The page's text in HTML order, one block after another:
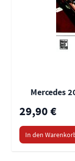
Mercedes
29,90 €
In den